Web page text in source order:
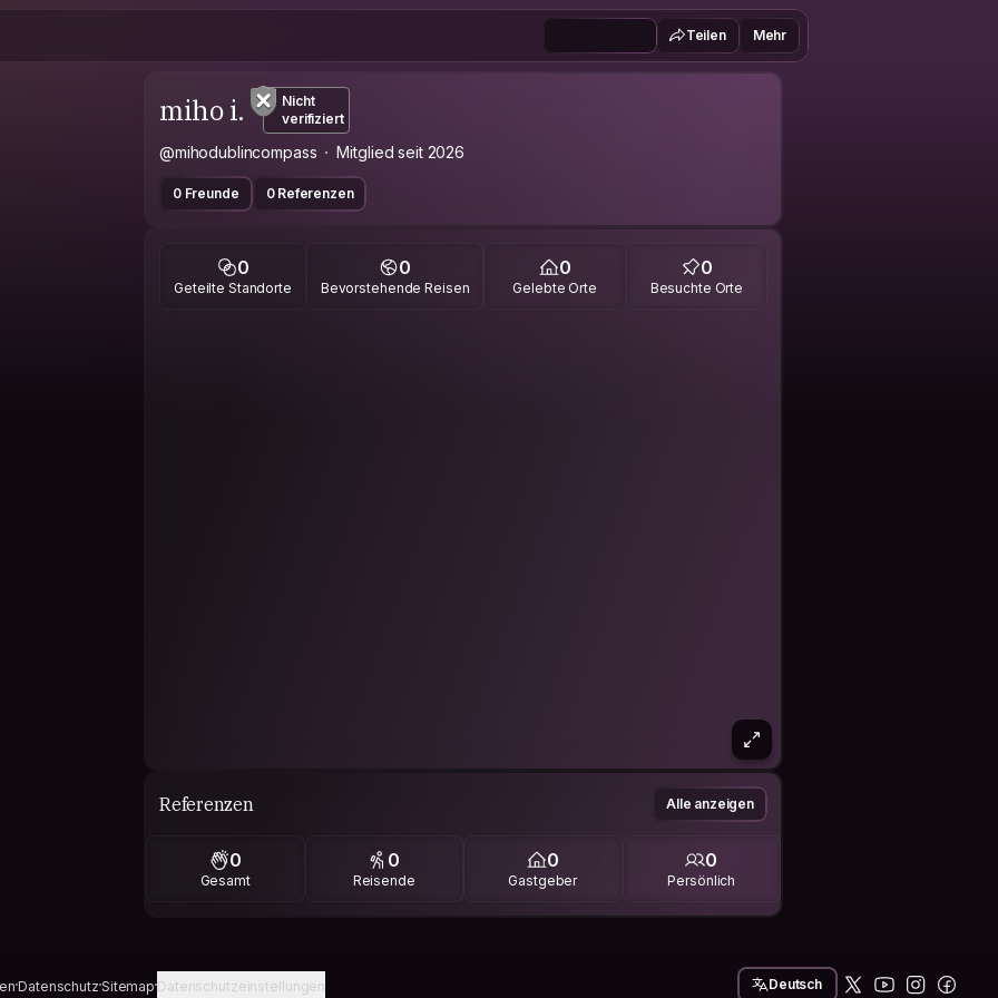
Teilen Mehr
miho i.
Nicht
verifiziert
@mihodublincompass Mitglied seit 2026
0 Freunde 0 Referenzen
0
Geteilte Standorte
0
Bevorstehende Reisen
0
Gelebte Orte
0
Besuchte Orte
Referenzen Alle anzeigen
0
Gesamt
0
Reisende
0
Gastgeber
0
Persönlich
DatenschutzSitemapDatenschutzeinstellungen Deutsch